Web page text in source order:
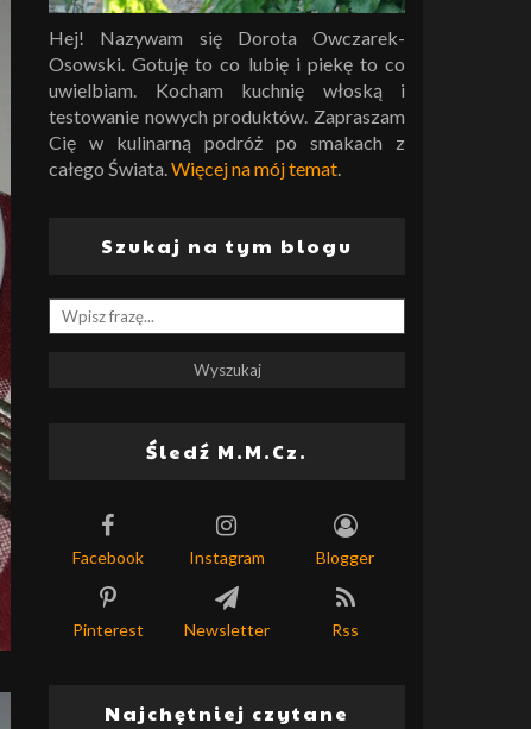
Hej! Nazywam się Dorota Owczarek-
Osowski. Gotuję to co lubię i piekę to co
uwielbiam. Kocham kuchnię włoską i
testowanie nowych produktów. Zapraszam
Cię w kulinarną podróż po smakach z
całego Świata.Więcej na mój temat.
Szukaj na tym blogu
Śledź M.M.Cz.
Facebook Instagram Blogger
Pinterest Newsletter Rss
Najchętniej czytane